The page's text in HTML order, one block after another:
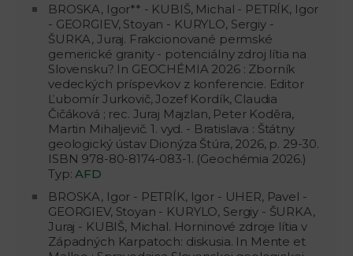
BROSKA, Igor** - KUBIŠ, Michal - PETRÍK, Igor
- GEORGIEV, Stoyan - KURYLO, Sergiy -
ŠURKA, Juraj. Frakcionované permské
gemerické granity - potenciálny zdroj lítia na
Slovensku? In GEOCHÉMIA 2026 : Zborník
vedeckých príspevkov z konferencie. Editor
Ľubomír Jurkovič, Jozef Kordík, Claudia
Čičáková ; rec. Juraj Majzlan, Peter Koděra,
Martin Mihaljevič. 1. vyd. - Bratislava : Štátny
geologický ústav Dionýza Štúra, 2026, p. 29-30.
ISBN 978-80-8174-083-1. (Geochémia 2026.)
Typ: AFD
BROSKA, Igor - PETRÍK, Igor - UHER, Pavel -
GEORGIEV, Stoyan - KURYLO, Sergiy - ŠURKA,
Juraj - KUBIŠ, Michal. Horninové zdroje lítia v
Západných Karpatoch: diskusia. In Mente et